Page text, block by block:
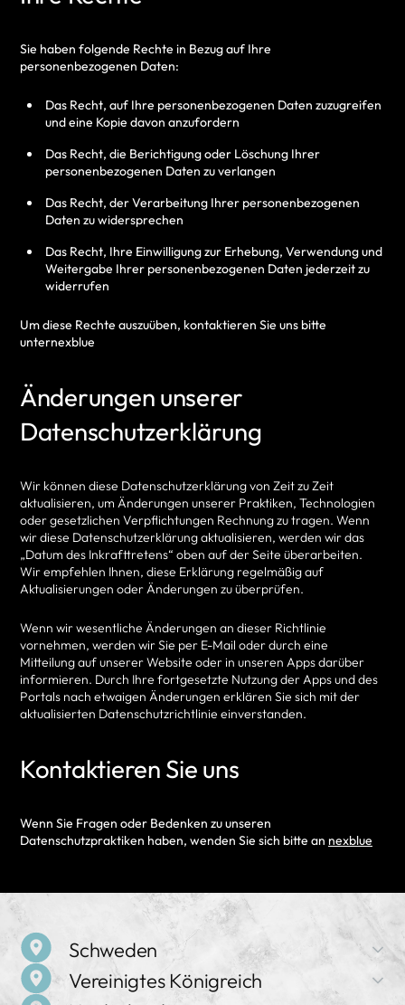
Sie haben folgende Rechte in Bezug auf Ihre
personenbezogenen Daten:
Das Recht, auf Ihre personenbezogenen Daten zuzugreifen
und eine Kopie davon anzufordern
Das Recht, die Berichtigung oder Löschung Ihrer
personenbezogenen Daten zu verlangen
Das Recht, der Verarbeitung Ihrer personenbezogenen
Daten zu widersprechen
Das Recht, Ihre Einwilligung zur Erhebung, Verwendung und
Weitergabe Ihrer personenbezogenen Daten jederzeit zu
widerrufen
Um diese Rechte auszuüben, kontaktieren Sie uns bitte
unternexblue
Änderungen unserer
Datenschutzerklärung
Wir können diese Datenschutzerklärung von Zeit zu Zeit
aktualisieren, um Änderungen unserer Praktiken, Technologien
oder gesetzlichen Verpflichtungen Rechnung zu tragen. Wenn
wir diese Datenschutzerklärung aktualisieren, werden wir das
„Datum des Inkrafttretens“ oben auf der Seite überarbeiten.
Wir empfehlen Ihnen, diese Erklärung regelmäßig auf
Aktualisierungen oder Änderungen zu überprüfen.
Wenn wir wesentliche Änderungen an dieser Richtlinie
vornehmen, werden wir Sie per E-Mail oder durch eine
Mitteilung auf unserer Website oder in unseren Apps darüber
informieren. Durch Ihre fortgesetzte Nutzung der Apps und des
Portals nach etwaigen Änderungen erklären Sie sich mit der
aktualisierten Datenschutzrichtlinie einverstanden.
Kontaktieren Sie uns
Wenn Sie Fragen oder Bedenken zu unseren
Datenschutzpraktiken haben, wenden Sie sich bitte an nexblue
Schweden
Firmenname
Vereinigtes Königreich